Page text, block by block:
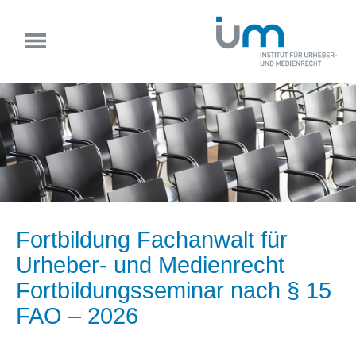
Fortbildung Fachanwalt für
Urheber- und Medienrecht
Fortbildungsseminar nach § 15
FAO – 2026